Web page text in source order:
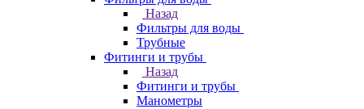
Назад
Фильтры для воды
Трубные
Фитинги и трубы
Назад
Фитинги и трубы
Манометры